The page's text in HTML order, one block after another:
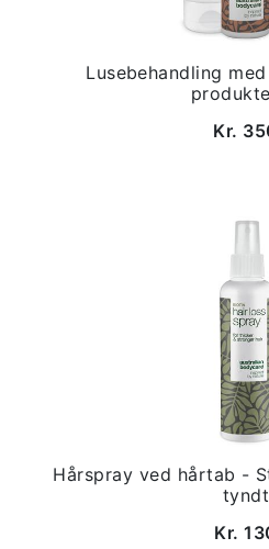
Lusebehandling
Kr.
Hårspray ved hårtab -
tyndt
Kr.